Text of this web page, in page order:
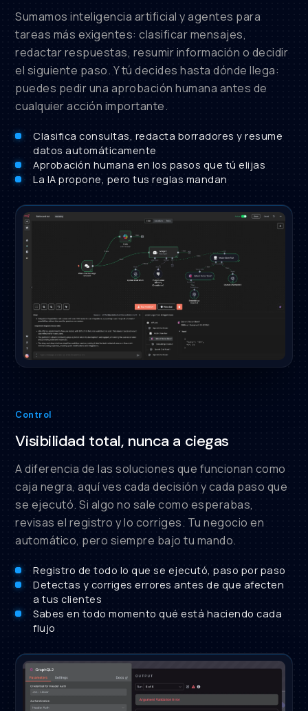
Sumamos inteligencia artificial y agentes para
tareas más exigentes: clasificar mensajes,
redactar respuestas, resumir información o decidir
el siguiente paso. Y tú decides hasta dónde llega:
puedes pedir una aprobación humana antes de
cualquier acción importante.
Clasifica consultas, redacta borradores y resume
datos automáticamente
Aprobación humana en los pasos que tú elijas
La IA propone, pero tus reglas mandan
Control
Visibilidad total, nunca a ciegas
A diferencia de las soluciones que funcionan como
caja negra, aquí ves cada decisión y cada paso que
se ejecutó. Si algo no sale como esperabas,
revisas el registro y lo corriges. Tu negocio en
automático, pero siempre bajo tu mando.
Registro de todo lo que se ejecutó, paso por paso
Detectas y corriges errores antes de que afecten
a tus clientes
Sabes en todo momento qué está haciendo cada
flujo